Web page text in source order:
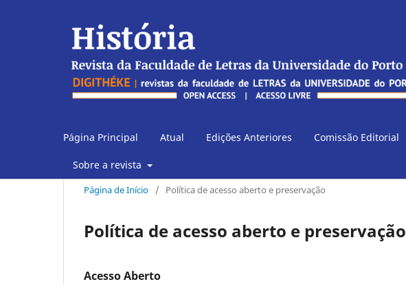
Página Principal Atual Edições Anteriores Comissão Editorial
Sobre a revista
Página de Início / Política de acesso aberto e preservação
Política de acesso aberto e preservação
Acesso Aberto